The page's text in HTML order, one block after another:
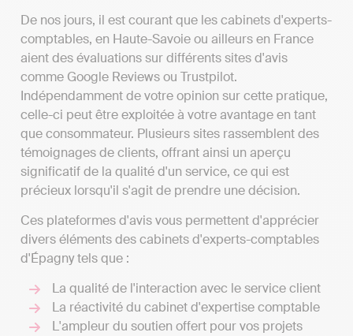
De nos jours, il est courant que les cabinets d'experts-
comptables, en Haute-Savoie ou ailleurs en France
aient des évaluations sur différents sites d'avis
comme Google Reviews ou Trustpilot.
Indépendamment de votre opinion sur cette pratique,
celle-ci peut être exploitée à votre avantage en tant
que consommateur. Plusieurs sites rassemblent des
témoignages de clients, offrant ainsi un aperçu
significatif de la qualité d'un service, ce qui est
précieux lorsqu'il s'agit de prendre une décision.
Ces plateformes d'avis vous permettent d'apprécier
divers éléments des cabinets d'experts-comptables
d'Épagny tels que :
La qualité de l'interaction avec le service client
La réactivité du cabinet d'expertise comptable
L'ampleur du soutien offert pour vos projets